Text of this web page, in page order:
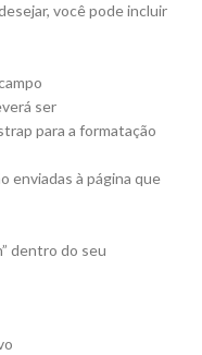
você pode incluir
ser
para a formatação
enviadas à página que
dentro do seu